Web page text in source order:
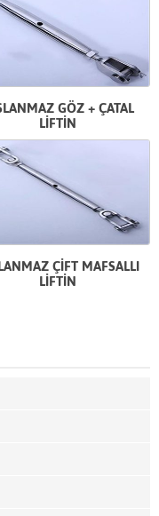
GÖZ + ÇATAL
LİFTİN
ÇİFT MAFSALLI
LİFTİN